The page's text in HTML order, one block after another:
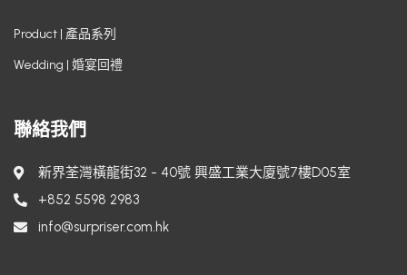
Product | 產品系列
Wedding | 婚宴回禮
聯絡我們
新界荃灣橫龍街32 - 40號 興盛工業大廈號7樓D05室
+852 5598 2983
info@surpriser.com.hk